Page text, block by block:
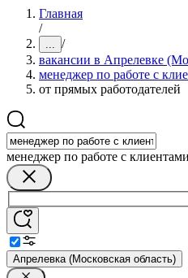
Главная
/
... /
вакансии в Апрелевке
менеджер по работе с
от прямых работодателей
менеджер по работе с
Апрелевка (Московская область)